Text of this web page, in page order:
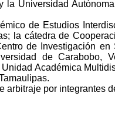
Universidad
de Estudios
la cátedra de
de Investigación
de Carabobo,
Académica
arbitraje por integrantes